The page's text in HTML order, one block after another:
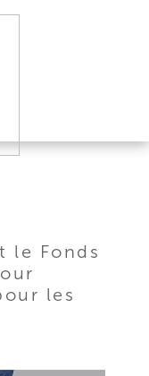
le Fonds
les